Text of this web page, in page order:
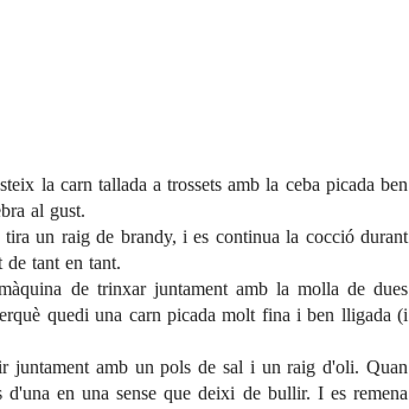
la carn tallada a trossets amb la ceba picada ben
al gust.
un raig de brandy, i es continua la cocció durant
de tant en tant.
de trinxar juntament amb la molla de dues
quedi una carn picada molt fina i ben lligada (i
juntament amb un pols de sal i un raig d'oli. Quan
en una sense que deixi de bullir. I es remena